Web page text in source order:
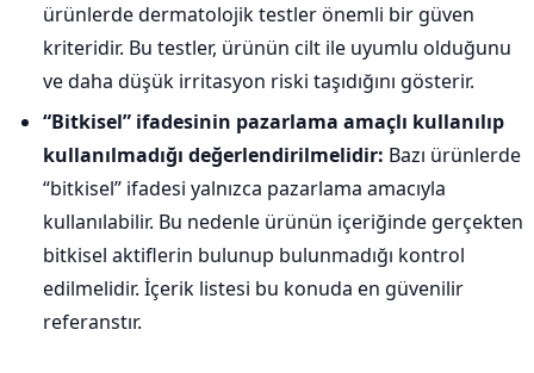
ürünlerde dermatolojik testler önemli bir güven
kriteridir. Bu testler, ürünün cilt ile uyumlu olduğunu
ve daha düşük irritasyon riski taşıdığını gösterir.
“Bitkisel” ifadesinin pazarlama amaçlı kullanılıp
kullanılmadığı değerlendirilmelidir: Bazı ürünlerde
“bitkisel” ifadesi yalnızca pazarlama amacıyla
kullanılabilir. Bu nedenle ürünün içeriğinde gerçekten
bitkisel aktiflerin bulunup bulunmadığı kontrol
edilmelidir. İçerik listesi bu konuda en güvenilir
referanstır.